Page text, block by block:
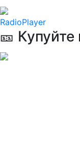
RadioPlayer
🎫 Купуйте